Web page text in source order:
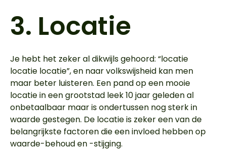
3. Locatie
Je hebt het zeker al dikwijls gehoord: “locatie
locatie locatie”, en naar volkswijsheid kan men
maar beter luisteren. Een pand op een mooie
locatie in een grootstad leek 10 jaar geleden al
onbetaalbaar maar is ondertussen nog sterk in
waarde gestegen. De locatie is zeker een van de
belangrijkste factoren die een invloed hebben op
waarde-behoud en -stijging.